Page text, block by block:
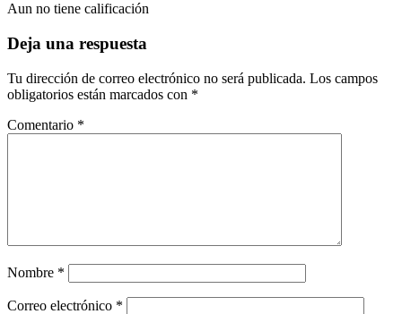
Aun no tiene calificación
Deja una respuesta
Tu dirección de correo electrónico no será publicada. Los campos
obligatorios están marcados con *
Comentario *
Nombre *
Correo electrónico *